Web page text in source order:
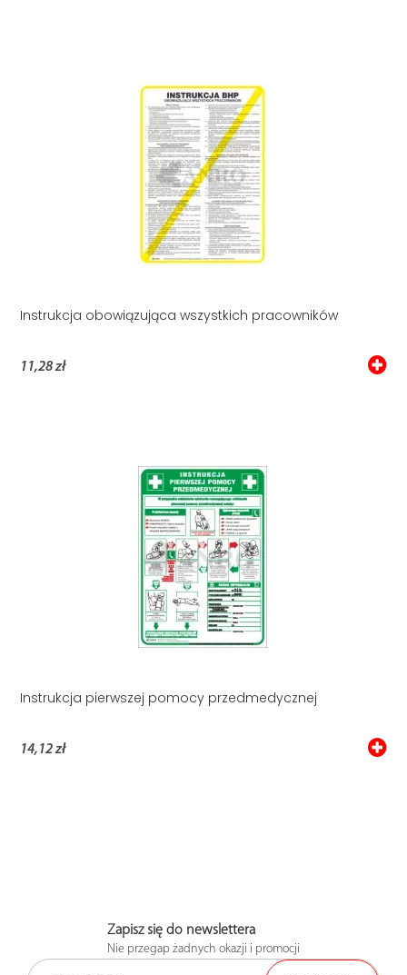
Instrukcja obowiązująca wszystkich pracowników
11,28 zł
Instrukcja pierwszej pomocy przedmedycznej
14,12 zł
Zapisz się do newslettera
Nie przegap żadnych okazji i promocji